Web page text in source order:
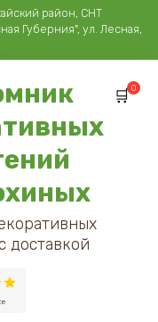
район, СНТ
Губерния", ул. Лесная,
доставкой
0